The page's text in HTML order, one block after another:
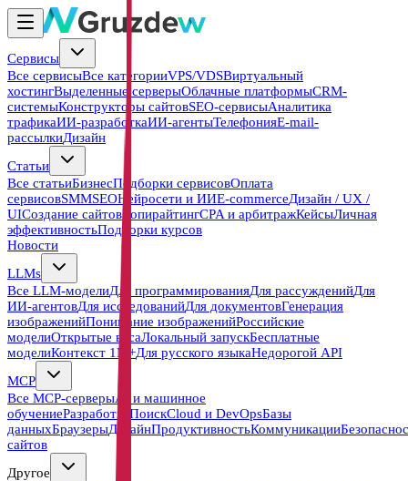
Сервисы
Все сервисыВсе категорииVPS/VDSВиртуальный
хостингВыделенные серверыОблачные платформыCRM-
системыКонструкторы сайтовSEO-сервисыАналитика
трафикаИИ-разработкаИИ-агентыТелефонияE-mail-
рассылкиДизайн
Статьи
Все статьиБизнесПодборки сервисовОплата
сервисовSMMSEOНейросети и ИИE-commerceДизайн / UX /
UIСоздание сайтовКопирайтингCPA и арбитражКейсыЛичная
эффективностьПодборки курсов
Новости
LLMs
Все LLM-моделиДля программированияДля рассужденийДля
ИИ-агентовДля исследованийДля документовГенерация
изображенийПонимание изображенийРоссийские
моделиОткрытые весаЛокальный запускБесплатные
моделиКонтекст 1M+Для русского языкаНедорогой API
MCP
Все MCP-серверыAI и машинное
обучениеРазработка ПоискCloud и DevOpsБазы
данныхБраузерыДизайнПродуктивностьКоммуникации
сайтов
Другое